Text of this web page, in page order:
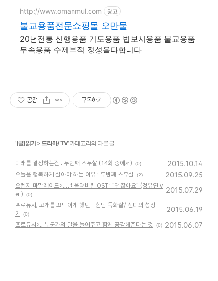
츠) 저자와의 특별한 만남
http://www.omanmul.com 광고
불교용품전문쇼핑몰 오만물
20년전통 신행용품 기도용품 법보시용품 불교용품
무속용품 수제부적 정성을다합니다
공감 구독하기
'[글]읽기 > 드라마/ TV' 카테고리의 다른 글
미래를 결정하는건 : 두번째 스무살 (14회 중에서) (0) 2015.10.14
오늘을 행복하게 살아야 하는 이유 : 두번째 스무살 (2) 2015.09.25
오렌지 마말레이드>...날 울려버린 OST : "괜찮아요" (정유연 v
er.)
(0)
2015.07.29
프로듀사, 고개를 끄덕이게 했던 - 험담 독화살/ 신디의 성장
기
(0)
2015.06.19
프로듀사>.. 누군가의 말을 들어주고 함께 공감해준다는 것 (0) 2015.06.07